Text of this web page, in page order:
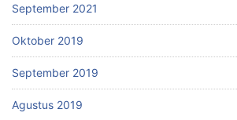
September 2021
Oktober 2019
September 2019
Agustus 2019